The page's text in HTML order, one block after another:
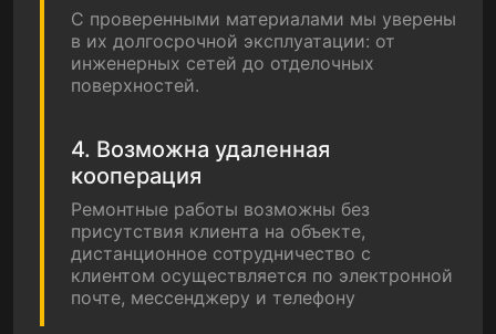
С проверенными материалами мы уверены
в их долгосрочной эксплуатации: от
инженерных сетей до отделочных
поверхностей.
4. Возможна удаленная
кооперация
Ремонтные работы возможны без
присутствия клиента на объекте,
дистанционное сотрудничество с
клиентом осуществляется по электронной
почте, мессенджеру и телефону